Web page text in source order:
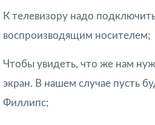
К телевизору надо
воспроизводящим носителем;
Чтобы увидеть, что же нам
экран. В нашем случае пусть
Филлипс;